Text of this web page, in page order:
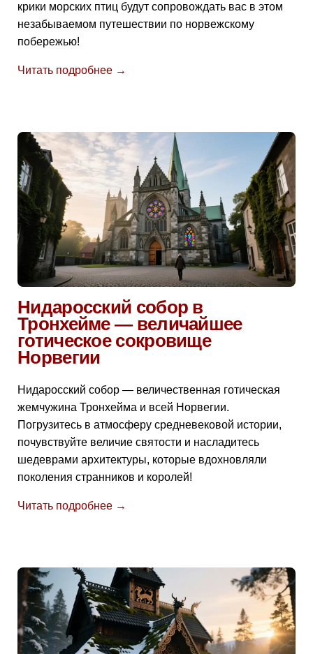
крики морских птиц будут сопровождать вас в этом
незабываемом путешествии по норвежскому
побережью!
Читать подробнее →
Нидаросский собор в
Тронхейме — величайшее
готическое сокровище
Норвегии
Нидаросский собор — величественная готическая
жемчужина Тронхейма и всей Норвегии.
Погрузитесь в атмосферу средневековой истории,
почувствуйте величие святости и насладитесь
шедеврами архитектуры, которые вдохновляли
поколения странников и королей!
Читать подробнее →